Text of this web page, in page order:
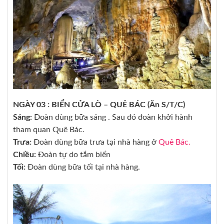
NGÀY 03 : BIỂN CỬA LÒ – QUÊ BÁC (Ăn S/T/C)
Sáng: Đoàn dùng bữa sáng . Sau đó đoàn khởi hành
tham quan Quê Bác.
Trưa: Đoàn dùng bữa trưa tại nhà hàng ở Quê Bác.
Chiều: Đoàn tự do tắm biển
Tối: Đoàn dùng bữa tối tại nhà hàng.